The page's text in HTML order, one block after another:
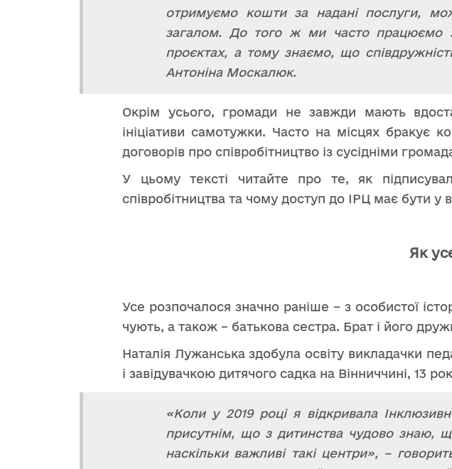
отримуємо кошти за надані послуги,
загалом. До того ж ми часто працюємо
проєктах, а тому знаємо, що
Антоніна Москалюк.
Окрім усього, громади не завжди мають
ініціативи самотужки. Часто на місцях бракує
договорів про співробітництво із сусідніми
У цьому тексті читайте про те, як
співробітництва та чому доступ до ІРЦ має бути у
Як
Усе розпочалося значно раніше – з особистої
чують, а також – батькова сестра. Брат і його
Наталія Лужанська здобула освіту викладачки
і завідувачкою дитячого садка на Вінниччині, 13
«Коли у 2019 році я відкривала
присутнім, що з дитинства чудово знаю,
наскільки важливі такі центри», –